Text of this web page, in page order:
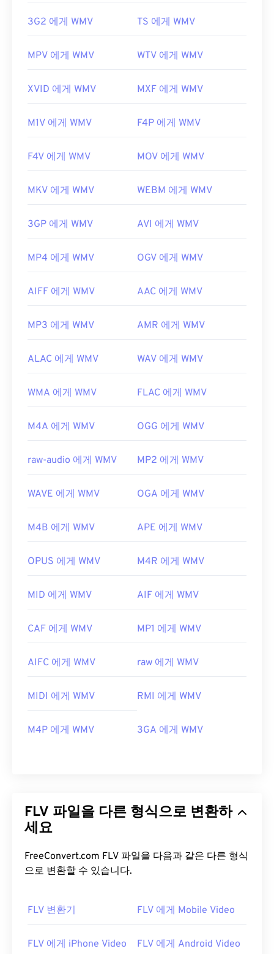
00 00 00 00
00 00 00 00
https://en.wikipedia.org/wiki/고급_시스템_포맷
3G2 에게 WMV TS 에게 WMV
MPV 에게 WMV WTV 에게 WMV
XVID 에게 WMV MXF 에게 WMV
M1V 에게 WMV F4P 에게 WMV
F4V 에게 WMV MOV 에게 WMV
MKV 에게 WMV WEBM 에게 WMV
3GP 에게 WMV AVI 에게 WMV
MP4 에게 WMV OGV 에게 WMV
AIFF 에게 WMV AAC 에게 WMV
MP3 에게 WMV AMR 에게 WMV
ALAC 에게 WMV WAV 에게 WMV
WMA 에게 WMV FLAC 에게 WMV
M4A 에게 WMV OGG 에게 WMV
raw-audio 에게 WMV MP2 에게 WMV
WAVE 에게 WMV OGA 에게 WMV
M4B 에게 WMV APE 에게 WMV
OPUS 에게 WMV M4R 에게 WMV
MID 에게 WMV AIF 에게 WMV
CAF 에게 WMV MP1 에게 WMV
AIFC 에게 WMV raw 에게 WMV
MIDI 에게 WMV RMI 에게 WMV
M4P 에게 WMV 3GA 에게 WMV
FLV 파일을 다른 형식으로 변환하
세요
FreeConvert.com FLV 파일을 다음과 같은 다른 형식
으로 변환할 수 있습니다.
FLV 변환기 FLV 에게 Mobile Video
FLV 에게 iPhone Video FLV 에게 Android Video